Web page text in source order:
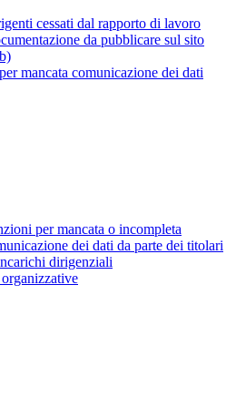
cessati dal rapporto di lavoro
da pubblicare sul sito
mancata comunicazione dei dati
per mancata o incompleta
dei dati da parte dei titolari
dirigenziali